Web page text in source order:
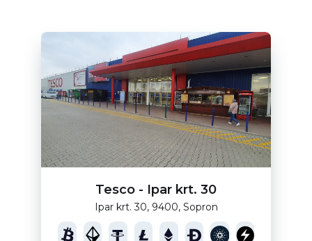
Tesco - Ipar krt. 30
Ipar krt. 30, 9400, Sopron